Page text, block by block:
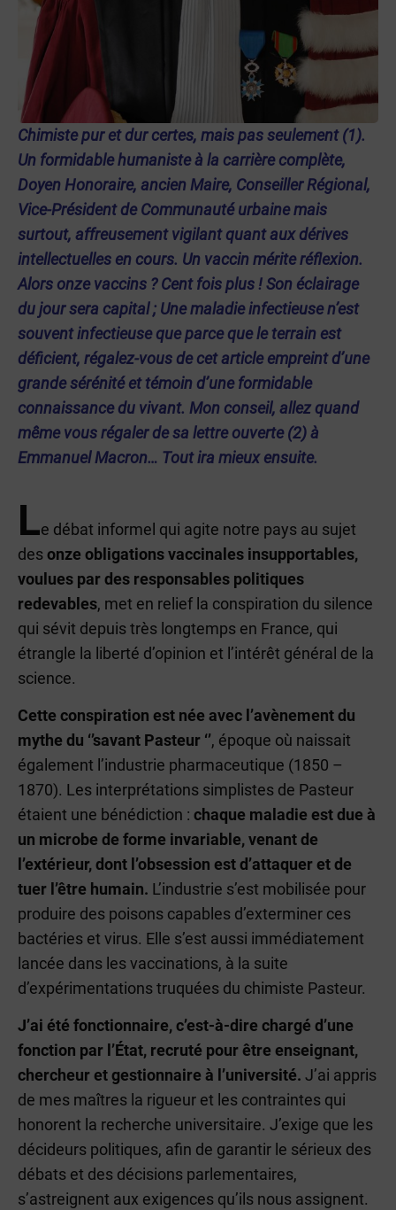
Chimiste pur et dur certes, mais pas seulement (1).
Un formidable humaniste à la carrière complète,
Doyen Honoraire, ancien Maire, Conseiller Régional,
Vice-Président de Communauté urbaine mais
surtout, affreusement vigilant quant aux dérives
intellectuelles en cours. Un vaccin mérite réflexion.
Alors onze vaccins ? Cent fois plus ! Son éclairage
du jour sera capital ; Une maladie infectieuse n’est
souvent infectieuse que parce que le terrain est
déficient, régalez-vous de cet article empreint d’une
grande sérénité et témoin d’une formidable
connaissance du vivant. Mon conseil, allez quand
même vous régaler de sa lettre ouverte (2) à
Emmanuel Macron… Tout ira mieux ensuite.
Le débat informel qui agite notre pays au sujet
desonze obligations vaccinales insupportables,
voulues par des responsables politiques
redevables, met en relief la conspiration du silence
qui sévit depuis très longtemps en France, qui
étrangle la liberté d’opinion et l’intérêt général de la
science.
Cette conspiration est née avec l’avènement du
mythe du ‘’savant Pasteur ‘’, époque où naissait
également l’industrie pharmaceutique (1850 –
1870). Les interprétations simplistes de Pasteur
étaient une bénédiction : chaque maladie est due à
un microbe de forme invariable, venant de
l’extérieur, dont l’obsession est d’attaquer et de
tuer l’être humain. L’industrie s’est mobilisée pour
produire des poisons capables d’exterminer ces
bactéries et virus. Elle s’est aussi immédiatement
lancée dans les vaccinations, à la suite
d’expérimentations truquées du chimiste Pasteur.
J’ai été fonctionnaire, c’est-à-dire chargé d’une
fonction par l’État, recruté pour être enseignant,
chercheur et gestionnaire à l’université. J’ai appris
de mes maîtres la rigueur et les contraintes qui
honorent la recherche universitaire. J’exige que les
décideurs politiques, afin de garantir le sérieux des
débats et des décisions parlementaires,
s’astreignent aux exigences qu’ils nous assignent.